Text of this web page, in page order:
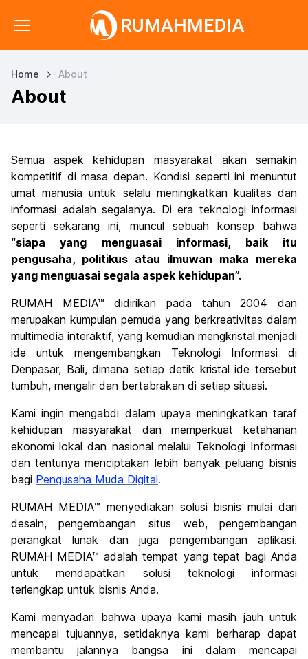
Home About
About
Semua aspek kehidupan masyarakat akan semakin
kompetitif di masa depan. Kondisi seperti ini menuntut
umat manusia untuk selalu meningkatkan kualitas dan
informasi adalah segalanya. Di era teknologi informasi
seperti sekarang ini, muncul sebuah konsep bahwa
“siapa yang menguasai informasi, baik itu
pengusaha, politikus atau ilmuwan maka mereka
yang menguasai segala aspek kehidupan”.
RUMAH MEDIA™ didirikan pada tahun 2004 dan
merupakan kumpulan pemuda yang berkreativitas dalam
multimedia interaktif, yang kemudian mengkristal menjadi
ide untuk mengembangkan Teknologi Informasi di
Denpasar, Bali, dimana setiap detik kristal ide tersebut
tumbuh, mengalir dan bertabrakan di setiap situasi.
Kami ingin mengabdi dalam upaya meningkatkan taraf
kehidupan masyarakat dan memperkuat ketahanan
ekonomi lokal dan nasional melalui Teknologi Informasi
dan tentunya menciptakan lebih banyak peluang bisnis
bagi Pengusaha Muda Digital.
RUMAH MEDIA™ menyediakan solusi bisnis mulai dari
desain, pengembangan situs web, pengembangan
perangkat lunak dan juga pengembangan aplikasi.
RUMAH MEDIA™ adalah tempat yang tepat bagi Anda
untuk mendapatkan solusi teknologi informasi
terlengkap untuk bisnis Anda.
Kami menyadari bahwa upaya kami masih jauh untuk
mencapai tujuannya, setidaknya kami berharap dapat
membantu jalannya bangsa ini dalam mencapai